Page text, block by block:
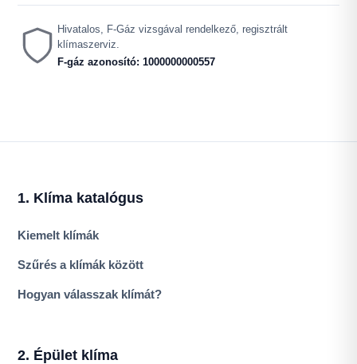
Hivatalos, F-Gáz vizsgával rendelkező, regisztrált
klímaszerviz.
F-gáz azonosító: 1000000000557
1. Klíma katalógus
Kiemelt klímák
Szűrés a klímák között
Hogyan válasszak klímát?
2. Épület klíma